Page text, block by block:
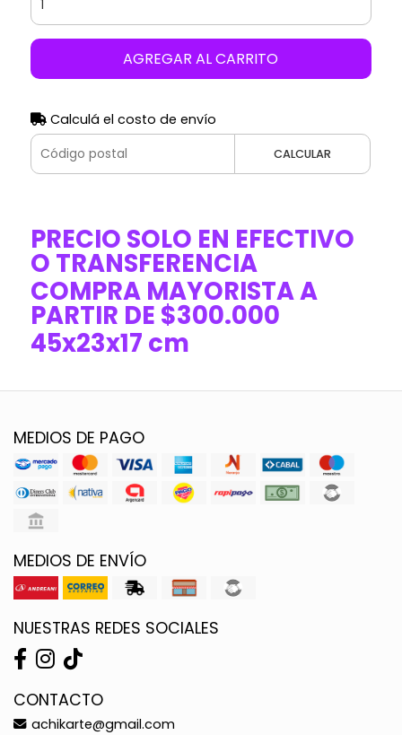
AGREGAR AL CARRITO
Calculá el costo de envío
CALCULAR
PRECIO SOLO EN EFECTIVO
O TRANSFERENCIA
COMPRA MAYORISTA A
PARTIR DE $300.000
45x23x17 cm
MEDIOS DE PAGO
MEDIOS DE ENVÍO
NUESTRAS REDES SOCIALES
CONTACTO
achikarte@gmail.com